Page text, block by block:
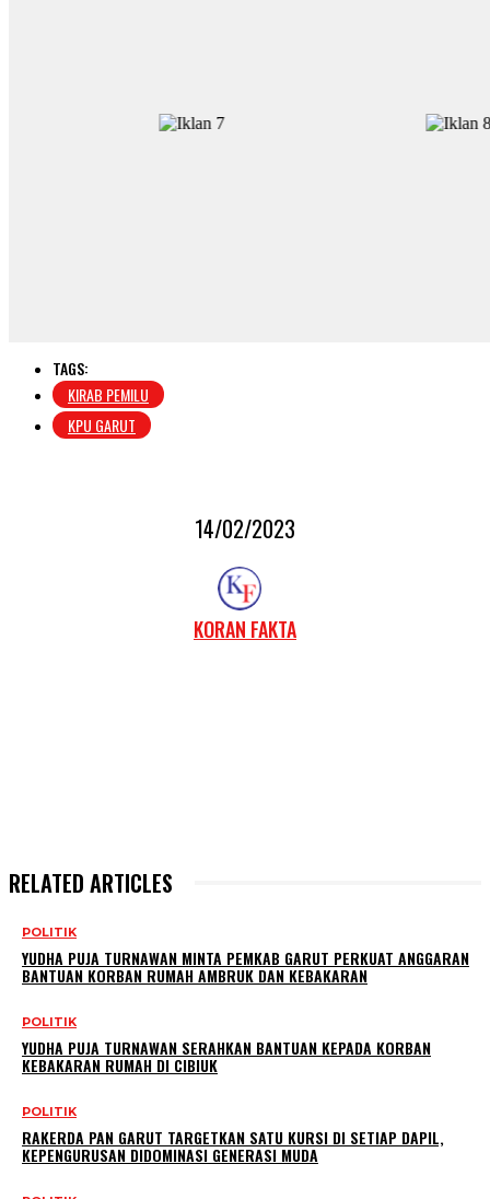
TAGS:
KIRAB PEMILU
KPU GARUT
14/02/2023
KORAN FAKTA
RELATED ARTICLES
POLITIK
YUDHA PUJA TURNAWAN MINTA PEMKAB GARUT PERKUAT ANGGARAN
BANTUAN KORBAN RUMAH AMBRUK DAN KEBAKARAN
POLITIK
YUDHA PUJA TURNAWAN SERAHKAN BANTUAN KEPADA KORBAN
KEBAKARAN RUMAH DI CIBIUK
POLITIK
RAKERDA PAN GARUT TARGETKAN SATU KURSI DI SETIAP DAPIL,
KEPENGURUSAN DIDOMINASI GENERASI MUDA